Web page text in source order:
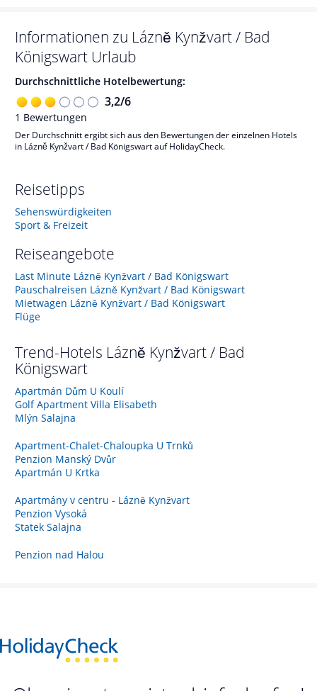
Informationen zu Lázně Kynžvart / Bad
Königswart Urlaub
Durchschnittliche Hotelbewertung:
3,2/6
1 Bewertungen
Der Durchschnitt ergibt sich aus den Bewertungen der einzelnen Hotels
in Lázně Kynžvart / Bad Königswart auf HolidayCheck.
Reisetipps
Sehenswürdigkeiten
Sport & Freizeit
Reiseangebote
Last Minute Lázně Kynžvart / Bad Königswart
Pauschalreisen Lázně Kynžvart / Bad Königswart
Mietwagen Lázně Kynžvart / Bad Königswart
Flüge
Trend-Hotels Lázně Kynžvart / Bad
Königswart
Apartmán Dům U Koulí
Golf Apartment Villa Elisabeth
Mlýn Salajna
Apartment-Chalet-Chaloupka U Trnků
Penzion Manský Dvůr
Apartmán U Krtka
Apartmány v centru - Lázně Kynžvart
Penzion Vysoká
Statek Salajna
Penzion nad Halou